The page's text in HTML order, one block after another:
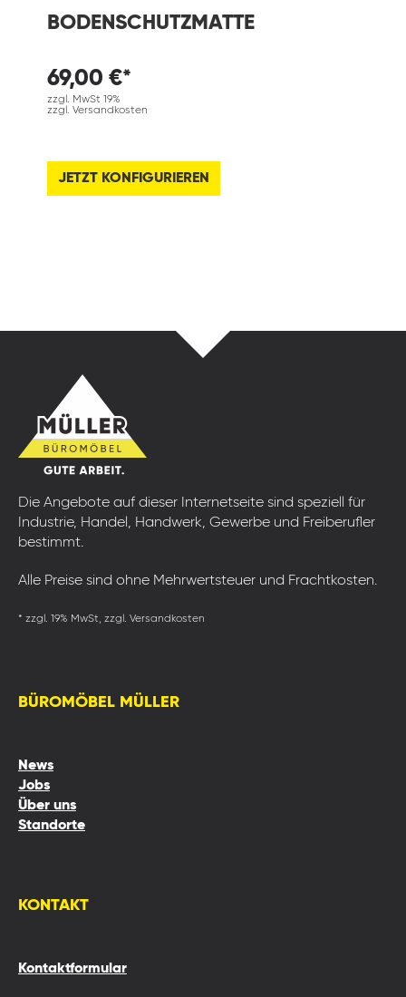
BODENSCHUTZMATTE
69,00 €*
zzgl. MwSt 19%
zzgl. Versandkosten
JETZT KONFIGURIEREN
Die Angebote auf dieser Internetseite sind speziell für
Industrie, Handel, Handwerk, Gewerbe und Freiberufler
bestimmt.
Alle Preise sind ohne Mehrwertsteuer und Frachtkosten.
* zzgl. 19% MwSt, zzgl. Versandkosten
BÜROMÖBEL MÜLLER
News
Jobs
Über uns
Standorte
KONTAKT
Kontaktformular